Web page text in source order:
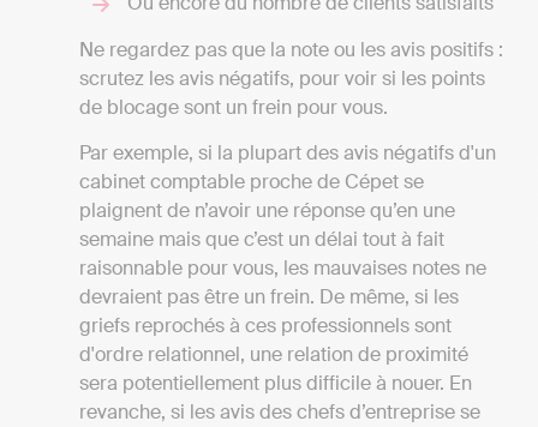
Ne regardez pas que la note ou les avis positifs :
scrutez les avis négatifs, pour voir si les points
de blocage sont un frein pour vous.
Par exemple, si la plupart des avis négatifs d'un
cabinet comptable proche de Cépet se
plaignent de n’avoir une réponse qu’en une
semaine mais que c’est un délai tout à fait
raisonnable pour vous, les mauvaises notes ne
devraient pas être un frein. De même, si les
griefs reprochés à ces professionnels sont
d'ordre relationnel, une relation de proximité
sera potentiellement plus difficile à nouer. En
revanche, si les avis des chefs d’entreprise se